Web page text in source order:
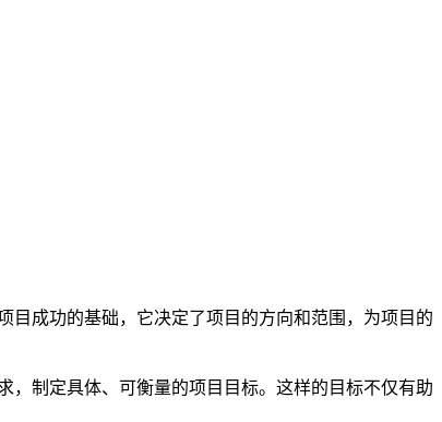
目成功的基础，它决定了项目的方向和范围，为项目的
，制定具体、可衡量的项目目标。这样的目标不仅有助